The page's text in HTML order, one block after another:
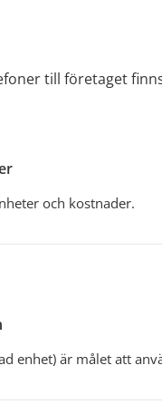
till företaget
och kostnader.
enhet) är målet att